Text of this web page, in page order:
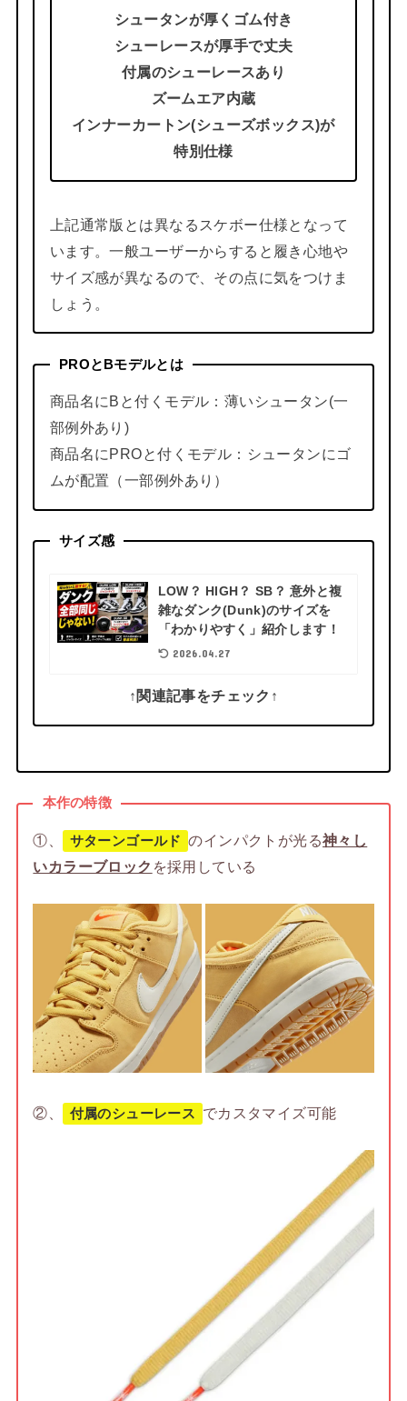
シュータンが厚くゴム付き
シューレースが厚手で丈夫
付属のシューレースあり
ズームエア内蔵
インナーカートン(シューズボックス)が
特別仕様
上記通常版とは異なるスケボー仕様となって
います。一般ユーザーからすると履き心地や
サイズ感が異なるので、その点に気をつけま
しょう。
PROとBモデルとは
商品名にBと付くモデル：薄いシュータン(一
部例外あり)
商品名にPROと付くモデル：シュータンにゴ
ムが配置（一部例外あり）
サイズ感
LOW？ HIGH？ SB？ 意外と複
雑なダンク(Dunk)のサイズを
「わかりやすく」紹介します！
2026.04.27
↑関連記事をチェック↑
本作の特徴
①、 サターンゴールド のインパクトが光る神々し
いカラーブロック を採用している
②、 付属のシューレース でカスタマイズ可能